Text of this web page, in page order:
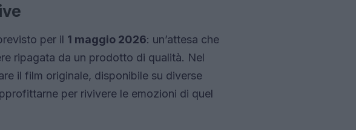
per il 1 maggio 2026: un’attesa che
ripagata da un prodotto di qualità. Nel
il film originale, disponibile su diverse
per rivivere le emozioni di quel